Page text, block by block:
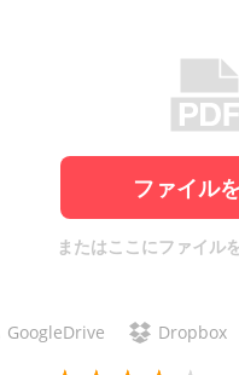
ファイル
またはここにファイル
GoogleDrive Dropbox